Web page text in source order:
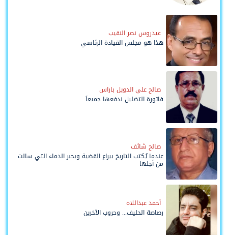
عيدروس نصر النقيب
هذا هو مجلس القيادة الرئاسي
صالح علي الدويل باراس
فاتورة التضليل ندفعها جميعاً
صالح شائف
عندما يُكتب التاريخ بيراع القضية وبحبر الدماء التي سالت
من أجلها
أحمد عبداللاه
رصاصة الحليف... وحروب الآخرين